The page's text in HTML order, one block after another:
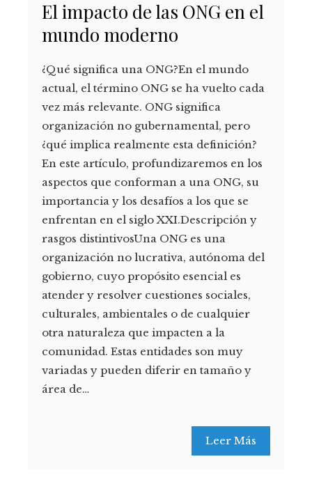
El impacto de las ONG en el
mundo moderno
¿Qué significa una ONG?En el mundo
actual, el término ONG se ha vuelto cada
vez más relevante. ONG significa
organización no gubernamental, pero
¿qué implica realmente esta definición?
En este artículo, profundizaremos en los
aspectos que conforman a una ONG, su
importancia y los desafíos a los que se
enfrentan en el siglo XXI.Descripción y
rasgos distintivosUna ONG es una
organización no lucrativa, autónoma del
gobierno, cuyo propósito esencial es
atender y resolver cuestiones sociales,
culturales, ambientales o de cualquier
otra naturaleza que impacten a la
comunidad. Estas entidades son muy
variadas y pueden diferir en tamaño y
área de…
Leer Más